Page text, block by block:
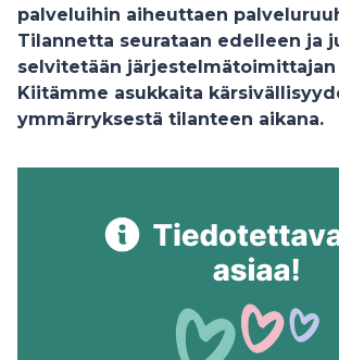
palveluihin aiheuttaen
Tilannetta seurataan edelleen ja
selvitetään järjestelmätoimittajan
Kiitämme asukkaita
ymmärryksestä tilanteen aikana.